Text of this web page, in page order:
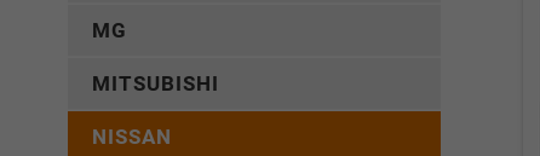
MG
MITSUBISHI
NISSAN